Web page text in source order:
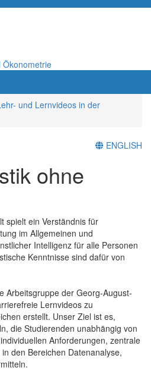
Ökonometrie
und Lernvideos in der
ENGLISH
ohne
spielt ein Verständnis für
im Allgemeinen und
Intelligenz für alle Personen
Kenntnisse sind dafür von
Arbeitsgruppe der Georg-August-
Lernvideos zu
erstellt. Unser Ziel ist es,
die Studierenden unabhängig von
Anforderungen, zentrale
den Bereichen Datenanalyse,